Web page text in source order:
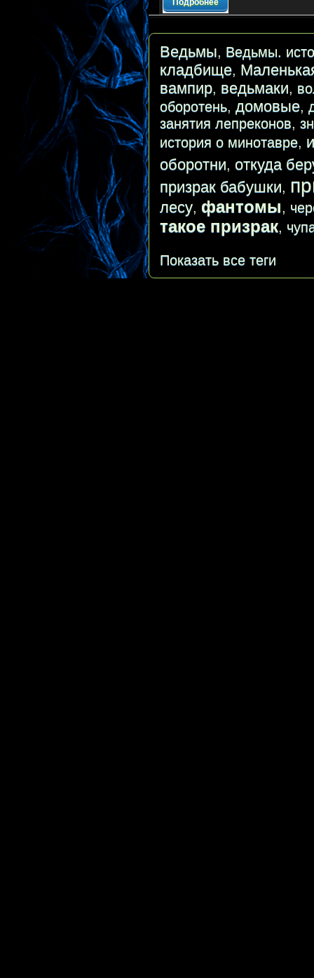
Подробнее
Ведьмы, Ведьмы.
кладбище,
вампир, ведьмаки,
оборотень, домовые,
занятия лепреконов,
история о минотавре,
оборотни, откуда
призрак бабушки,
лесу, фантомы,
такое призрак,
Показать все теги